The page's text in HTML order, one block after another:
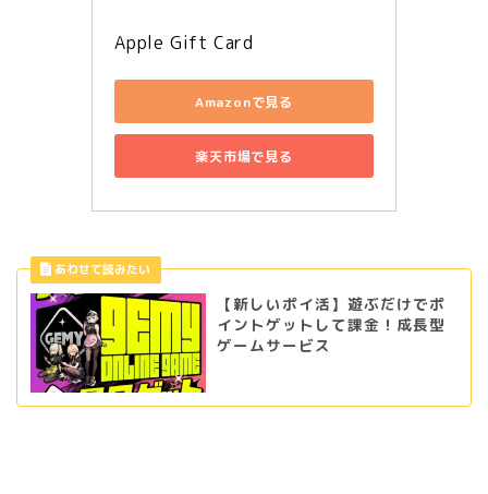
Apple Gift Card
Amazonで見る
楽天市場で見る
【新しいポイ活】遊ぶだけでポ
イントゲットして課金！成長型
ゲームサービス